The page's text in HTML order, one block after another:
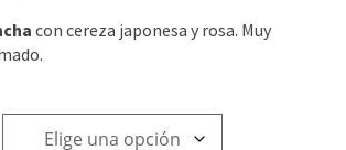
precios:
desde
23,68€
con cereza japonesa y rosa. Muy